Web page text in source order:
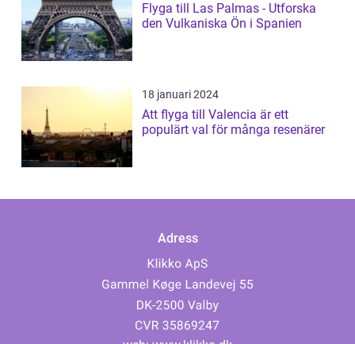
Flyga till Las Palmas - Utforska
den Vulkaniska Ön i Spanien
18 januari 2024
Att flyga till Valencia är ett
populärt val för många resenärer
Adress